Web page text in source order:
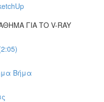
ΓΙΑ ΤΟ V-RAY
Βήμα